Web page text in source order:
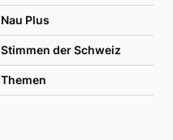
Nau Plus
Stimmen der Schweiz
Themen